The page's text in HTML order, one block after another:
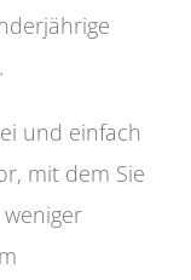
und einfach
mit dem Sie